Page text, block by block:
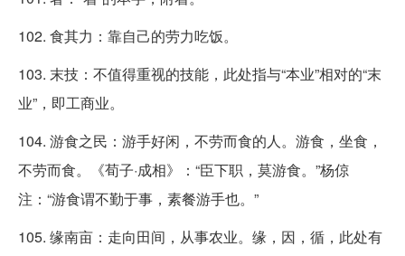
102. 食其力：靠自己的劳力吃饭。
103. 末技：不值得重视的技能，此处指与“本业”相对的“末
业”，即工商业。
104. 游食之民：游手好闲，不劳而食的人。游食，坐食，
不劳而食。《荀子·成相》：“臣下职，莫游食。”杨倞
注：“游食谓不勤于事，素餐游手也。”
105. 缘南亩：走向田间，从事农业。缘，因，循，此处有